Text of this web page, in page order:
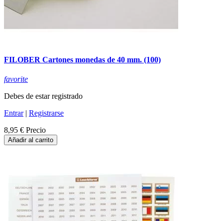
FILOBER Cartones monedas de 40 mm. (100)
favorite
Debes de estar registrado
Entrar| Registrarse
8,95 € Precio
Añadir al carrito